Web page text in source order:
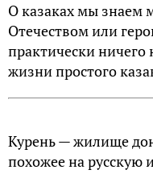
О казаках мы знаем
Отечеством или
практически
жизни простого
Курень — жилище
похожее на русскую